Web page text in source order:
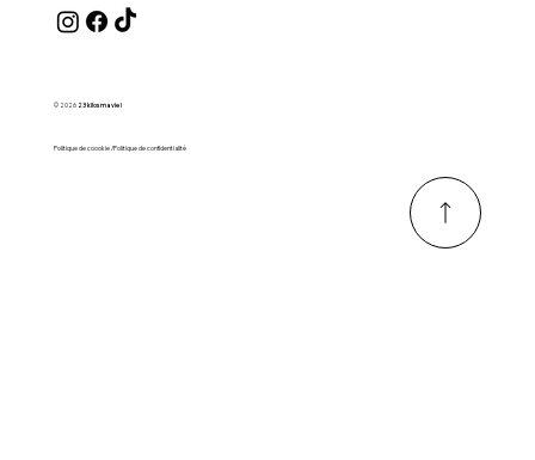
© 2026 23 kilos ma vie !
Politique de coookie /Politique de confidentialité